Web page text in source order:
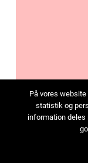
På vores
statistik og
information deles